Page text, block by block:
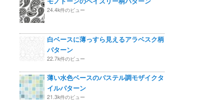
24.4k件のビュー
白ベースに薄っすら見えるアラベスク柄
パターン
22.7k件のビュー
薄い水色ベースのパステル調モザイクタ
イルパターン
21.3k件のビュー